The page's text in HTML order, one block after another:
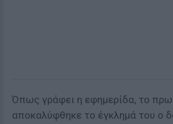
Όπως γράφει η εφημερίδα, το
αποκαλύφθηκε το έγκλημά του ο